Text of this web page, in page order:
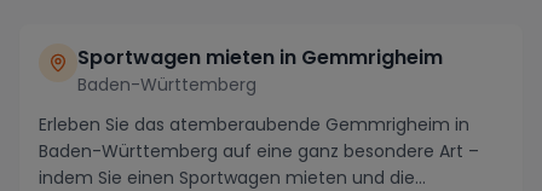
Sportwagen mieten in Gemmrigheim
Baden-Württemberg
Erleben Sie das atemberaubende Gemmrigheim in
Baden-Württemberg auf eine ganz besondere Art –
indem Sie einen Sportwagen mieten und die